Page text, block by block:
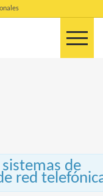
de
red